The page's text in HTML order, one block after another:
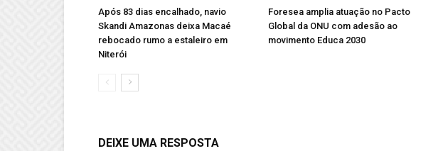
Após 83 dias encalhado, navio
Skandi Amazonas deixa Macaé
rebocado rumo a estaleiro em
Niterói
Foresea amplia atuação no Pacto
Global da ONU com adesão ao
movimento Educa 2030
DEIXE UMA RESPOSTA